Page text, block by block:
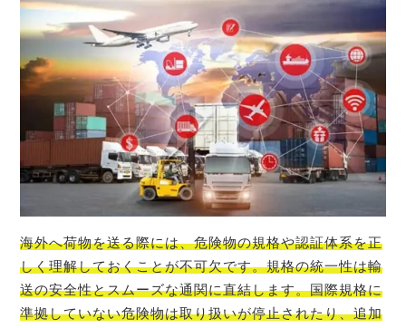
海外へ荷物を送る際には、危険物の規格や認証体系を正
しく理解しておくことが不可欠です。規格の統一性は輸
送の安全性とスムーズな通関に直結します。国際規格に
準拠していない危険物は取り扱いが停止されたり、追加